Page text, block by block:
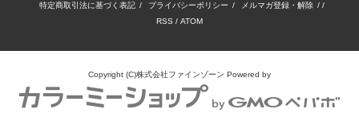
特定商取引法に基づく表記 / プライバシーポリシー / メルマガ登録・解除 / /
RSS / ATOM
Copyright (C)株式会社ファインゾーン Powered by